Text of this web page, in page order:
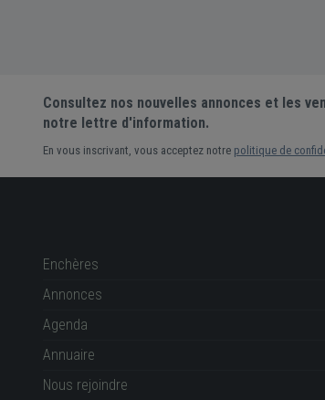
Consultez nos nouvelles annonces et les
notre lettre d'information.
En vous inscrivant, vous acceptez notre politique de
Enchères
Annonces
Agenda
Annuaire
Nous rejoindre